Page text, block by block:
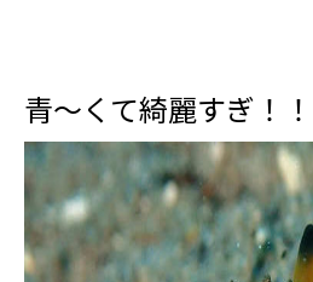
青～くて綺麗すぎ！！